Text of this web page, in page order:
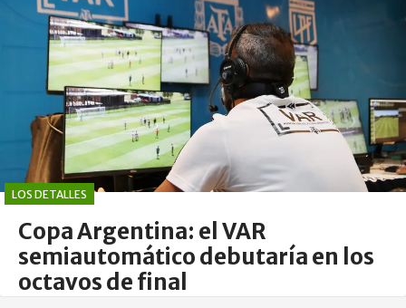
LOS DETALLES
Copa Argentina: el VAR
semiautomático debutaría en los
octavos de final